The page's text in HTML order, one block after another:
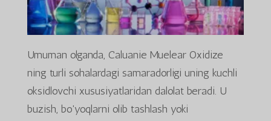
Umuman olganda, Caluanie Muelear Oxidize
ning turli sohalardagi samaradorligi uning kuchli
oksidlovchi xususiyatlaridan dalolat beradi. U
buzish, bo'yoqlarni olib tashlash yoki